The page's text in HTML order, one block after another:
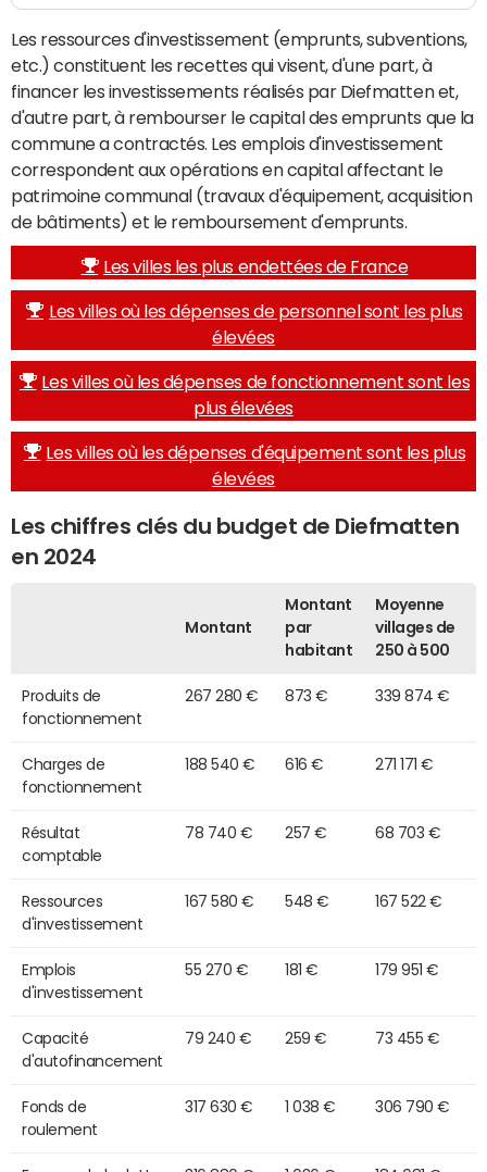
Les ressources d'investissement (emprunts, subventions,
etc.) constituent les recettes qui visent, d'une part, à
financer les investissements réalisés par Diefmatten et,
d'autre part, à rembourser le capital des emprunts que la
commune a contractés. Les emplois d'investissement
correspondent aux opérations en capital affectant le
patrimoine communal (travaux d'équipement, acquisition
de bâtiments) et le remboursement d'emprunts.
Les villes les plus endettées de France
Les villes où les dépenses de personnel sont les plus
élevées
Les villes où les dépenses de fonctionnement sont les
plus élevées
Les villes où les dépenses d'équipement sont les plus
élevées
Les chiffres clés du budget de Diefmatten
en 2024
Montant
Montant
par
habitant
Moyenne
villages de
250 à 500
Produits de
fonctionnement
267 280 € 873 € 339 874 €
Charges de
fonctionnement
188 540 € 616 € 271 171 €
Résultat
comptable
78 740 € 257 € 68 703 €
Ressources
d'investissement
167 580 € 548 € 167 522 €
Emplois
d'investissement
55 270 € 181 € 179 951 €
Capacité
d'autofinancement
79 240 € 259 € 73 455 €
Fonds de
roulement
317 630 € 1 038 € 306 790 €